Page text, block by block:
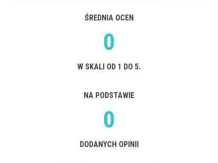
ŚREDNIA OCEN
0
W SKALI OD 1 DO 5.
NA PODSTAWIE
0
DODANYCH OPINII